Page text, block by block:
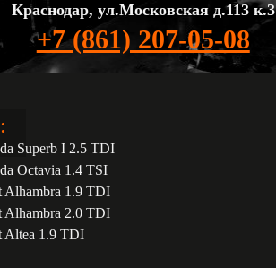
Краснодар, ул.Московская д.113 к.3
+7 (861) 207-05-08
Superb I 2.5 TDI
Octavia 1.4 TSI
Alhambra 1.9 TDI
Alhambra 2.0 TDI
Altea 1.9 TDI